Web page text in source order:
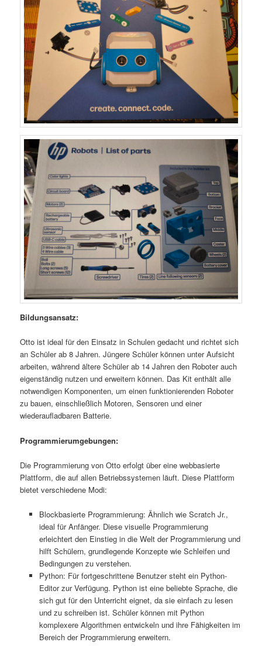
Bildungsansatz:
Otto ist ideal für den Einsatz in Schulen gedacht und richtet sich
an Schüler ab 8 Jahren. Jüngere Schüler können unter Aufsicht
arbeiten, während ältere Schüler ab 14 Jahren den Roboter auch
eigenständig nutzen und erweitern können. Das Kit enthält alle
notwendigen Komponenten, um einen funktionierenden Roboter
zu bauen, einschließlich Motoren, Sensoren und einer
wiederaufladbaren Batterie.
Programmierumgebungen:
Die Programmierung von Otto erfolgt über eine webbasierte
Plattform, die auf allen Betriebssystemen läuft. Diese Plattform
bietet verschiedene Modi:
Blockbasierte Programmierung: Ähnlich wie Scratch Jr.,
ideal für Anfänger. Diese visuelle Programmierung
erleichtert den Einstieg in die Welt der Programmierung und
hilft Schülern, grundlegende Konzepte wie Schleifen und
Bedingungen zu verstehen.
Python: Für fortgeschrittene Benutzer steht ein Python-
Editor zur Verfügung. Python ist eine beliebte Sprache, die
sich gut für den Unterricht eignet, da sie einfach zu lesen
und zu schreiben ist. Schüler können mit Python
komplexere Algorithmen entwickeln und ihre Fähigkeiten im
Bereich der Programmierung erweitern.